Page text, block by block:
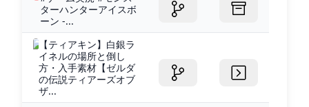
ターハンターアイスボ
ーン -...
【ティアキン】白銀ラ
イネルの場所と倒し
方・入手素材【ゼルダ
の伝説ティアーズオブ
ザ...